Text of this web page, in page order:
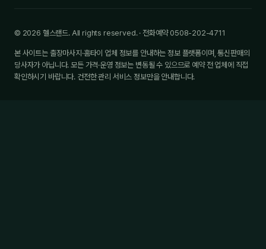
© 2026 헬스랜드. All rights reserved. · 전화예약 0508-202-4711
본 사이트는 출장마사지·홈타이 업체 정보를 안내하는 정보 플랫폼이며, 통신판매의
당사자가 아닙니다. 모든 가격·운영 정보는 변동될 수 있으므로 예약 전 업체에 직접
확인하시기 바랍니다. 건전한 관리 서비스 정보만을 안내합니다.